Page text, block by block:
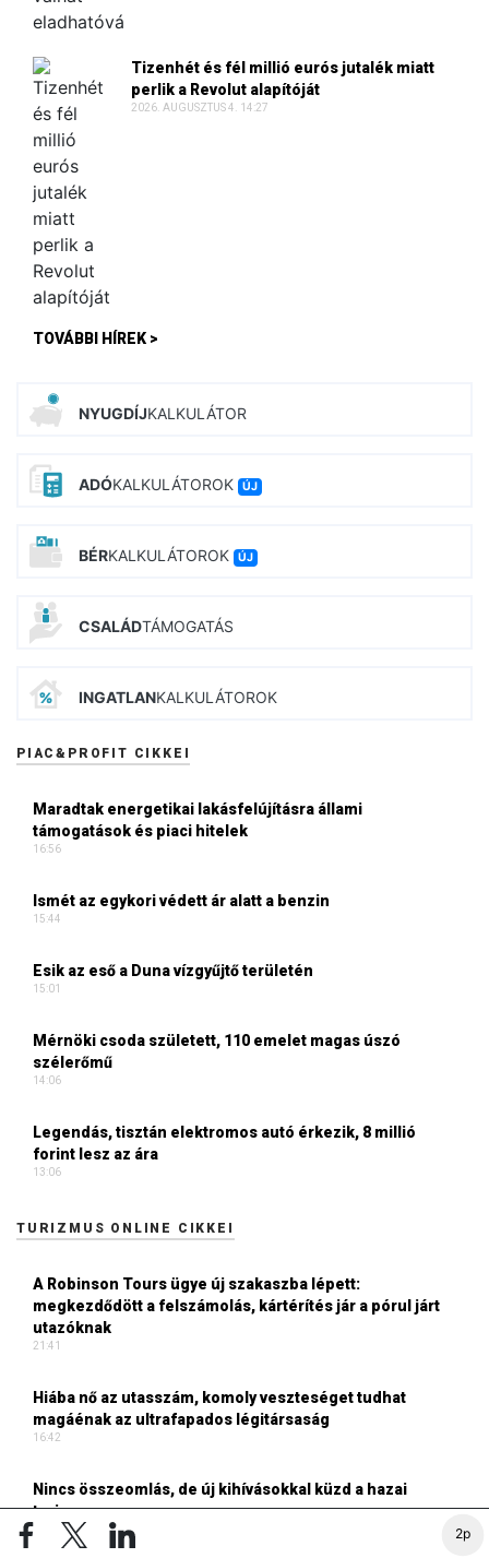
2p
Tizenhét és fél millió eurós jutalék miatt
perlik a Revolut alapítóját
2026. AUGUSZTUS 4. 14:27
TOVÁBBI HÍREK >
NYUGDÍJKALKULÁTOR
ADÓKALKULÁTOROK ÚJ
BÉRKALKULÁTOROK ÚJ
CSALÁDTÁMOGATÁS
INGATLANKALKULÁTOROK
PIAC&PROFIT CIKKEI
Maradtak energetikai lakásfelújításra állami
támogatások és piaci hitelek
16:56
Ismét az egykori védett ár alatt a benzin
15:44
Esik az eső a Duna vízgyűjtő területén
15:01
Mérnöki csoda született, 110 emelet magas úszó
szélerőmű
14:06
Legendás, tisztán elektromos autó érkezik, 8 millió
forint lesz az ára
13:06
TURIZMUS ONLINE CIKKEI
A Robinson Tours ügye új szakaszba lépett:
megkezdődött a felszámolás, kártérítés jár a pórul járt
utazóknak
21:41
Hiába nő az utasszám, komoly veszteséget tudhat
magáénak az ultrafapados légitársaság
16:42
Nincs összeomlás, de új kihívásokkal küzd a hazai
turizmus
14:57